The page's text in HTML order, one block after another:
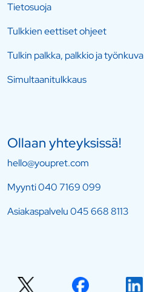
Tietosuoja
Tulkkien eettiset ohjeet
Tulkin palkka, palkkio ja työnkuva
Simultaanitulkkaus
Ollaan yhteyksissä!
hello@youpret.com
Myynti040 7169 099
Asiakaspalvelu045 668 8113